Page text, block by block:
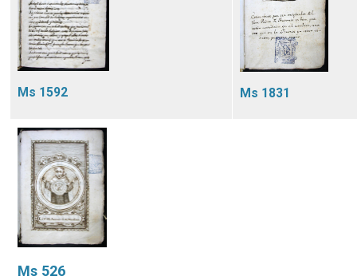
Ms 1592 Ms 1831
Ms 526